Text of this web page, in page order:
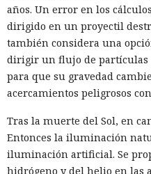
años. Un error en los
dirigido en un proyectil
también considera una
dirigir un flujo de partículas
para que su gravedad
acercamientos peligrosos
Tras la muerte del Sol, en
Entonces la iluminación
iluminación artificial. Se
hidrógeno y del helio en las